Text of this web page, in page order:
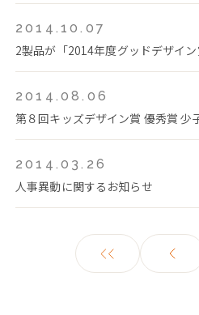
2014.10.07
2製品が「2014年度グッドデザイ
2014.08.06
第８回キッズデザイン賞 優秀賞
2014.03.26
人事異動に関するお知らせ